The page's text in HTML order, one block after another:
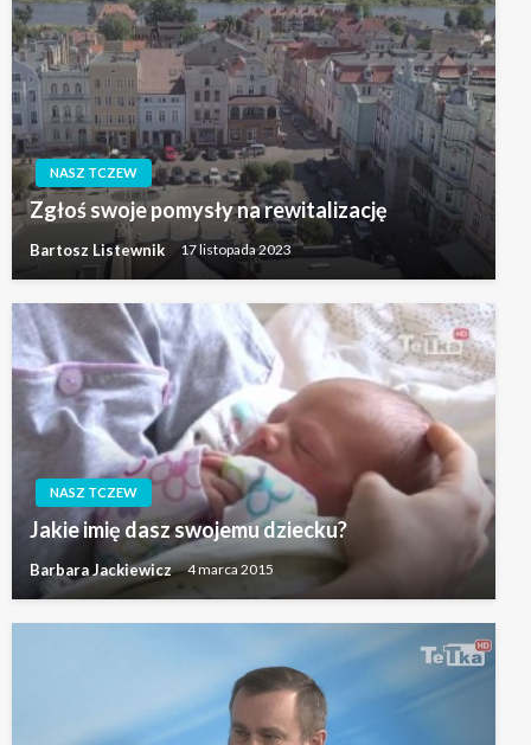
NASZ TCZEW
Zgłoś swoje pomysły na rewitalizację
Bartosz Listewnik 17 listopada 2023
NASZ TCZEW
Jakie imię dasz swojemu dziecku?
Barbara Jackiewicz 4 marca 2015